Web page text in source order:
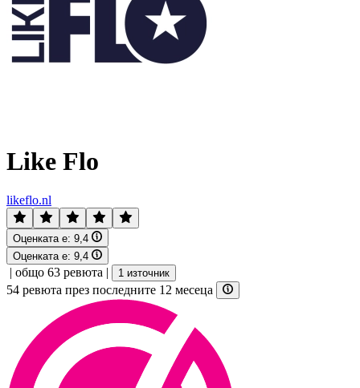
Like Flo
likeflo.nl
Оценката е: 9,4
Оценката е: 9,4
| общо 63 ревюта | 1 източник
54 ревюта през последните 12 месеца